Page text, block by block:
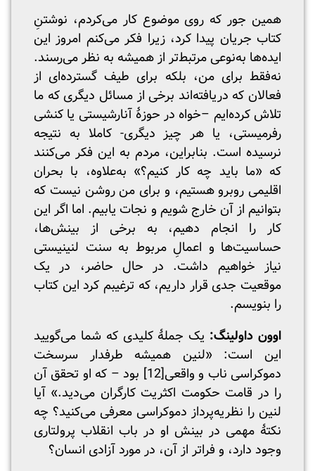
همین جور که روی موضوع کار می‌کردم، نوشتنِ
کتاب جریان پیدا کرد، زیرا فکر می‌کنم امروز این
ایده‌ها به‌نوعی مرتبط‌تر از همیشه به نظر می‌رسند.
نه‌فقط برای من، بلکه برای طیف گسترده‌ای از
فعالان که دریافته‌اند برخی از مسائل دیگری که ما
تلاش کرده‌ایم –خواه در حوزۀ آنارشیستی یا کنشی
رفرمیستی، یا هر چیز دیگری- کاملا به نتیجه
نرسیده است. بنابراین، مردم به این فکر می‌کنند
که «ما باید چه کار کنیم؟» به‌علاوه، با بحران
اقلیمی روبرو هستیم، و برای من روشن نیست که
بتوانیم از آن خارج شویم و نجات یابیم. اما اگر این
کار را انجام دهیم، به برخی از بینش‌ها،
حساسیت‌ها و اعمالِ مربوط به سنت لنینیستی
نیاز خواهیم داشت. در حال حاضر، در یک
موقعیت جدی قرار داریم، که ترغیبم کرد این کتاب
را بنویسم.
اوون داولینگ: یک جملۀ کلیدی که شما می‌گویید
این است: «لنین همیشه طرفدار سرسخت
دموکراسی ناب و واقعی[12]
بود – که او تحقق آن
را در قامت حکومت اکثریت کارگران می‌دید.» آیا
لنین را نظریه‌پرداز دموکراسی معرفی می‌کنید؟ چه
نکتۀ مهمی در بینش او در باب انقلاب پرولتاری
وجود دارد، و فراتر از آن، در مورد آزادی انسان؟